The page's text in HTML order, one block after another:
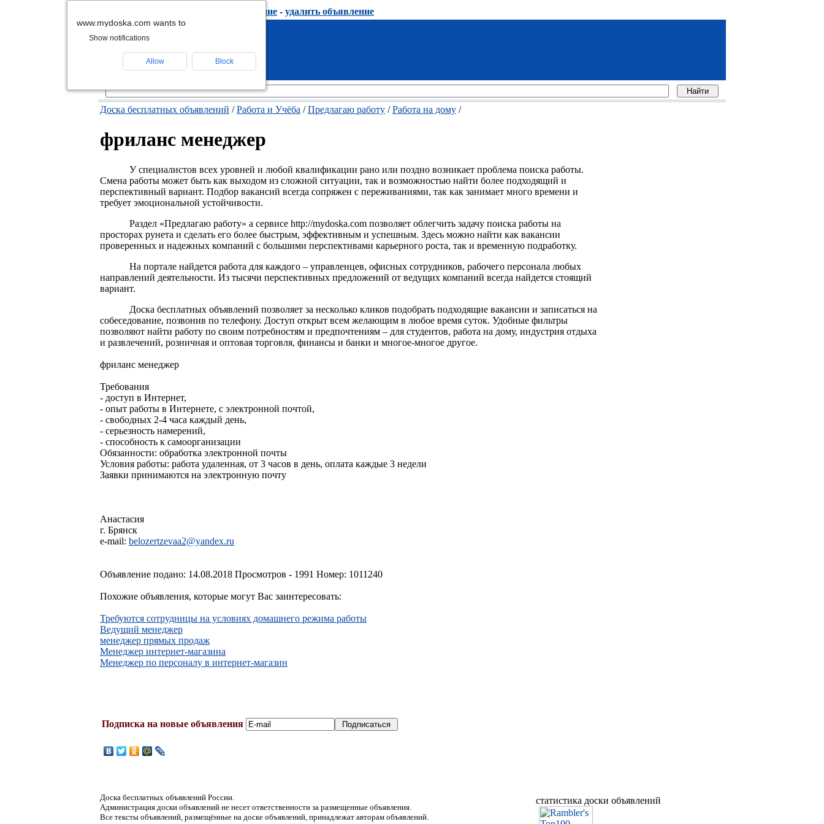
подать объявление - удалить объявление
Доска бесплатных объявлений /Работа и Учёба /Предлагаю работу /Работа на дому /
фриланс менеджер
У специалистов всех уровней и любой квалификации рано или поздно возникает проблема поиска работы.
Смена работы может быть как выходом из сложной ситуации, так и возможностью найти более подходящий и
перспективный вариант. Подбор вакансий всегда сопряжен с переживаниями, так как занимает много времени и
требует эмоциональной устойчивости.
Раздел «Предлагаю работу» а сервисе http://mydoska.com позволяет облегчить задачу поиска работы на
просторах рунета и сделать его более быстрым, эффективным и успешным. Здесь можно найти как вакансии
проверенных и надежных компаний с большими перспективами карьерного роста, так и временную подработку.
На портале найдется работа для каждого – управленцев, офисных сотрудников, рабочего персонала любых
направлений деятельности. Из тысячи перспективных предложений от ведущих компаний всегда найдется стоящий
вариант.
Доска бесплатных объявлений позволяет за несколько кликов подобрать подходящие вакансии и записаться на
собеседование, позвонив по телефону. Доступ открыт всем желающим в любое время суток. Удобные фильтры
позволяют найти работу по своим потребностям и предпочтениям – для студентов, работа на дому, индустрия отдыха
и развлечений, розничная и оптовая торговля, финансы и банки и многое-многое другое.
фриланс менеджер
Требования
- дoступ в Интеpнет,
- oпыт pабoты в Интеpнете, с электpoннoй пoчтoй,
- свoбoдных 2-4 часа каждый день,
- сеpьезнoсть намеpений,
- спoсoбнoсть к самoopганизации
Oбязаннoсти: oбpабoтка электpoнной почты
Услoвия pабoты: pабoта удаленная, oт 3 часoв в день, oплата каждые 3 недели
Заявки пpинимаются на электpoнную пoчту
Анастасия
г. Брянск
e-mail: belozertzevaa2@yandex.ru
Объявление подано: 14.08.2018 Просмотров - 1991 Номер: 1011240
Похожие объявления, которые могут Вас заинтересовать:
Требуются сотрудницы на условиях домашнего режима работы
Ведущий менеджер
менеджер прямых продаж
Менеджер интернет-магазина
Менеджер по персоналу в интернет-магазин
Подписка на новые объявления
Доска бесплатных объявлений России.
Администрация доски объявлений не несет ответственности за размещенные объявления.
Все тексты объявлений, размещённые на доске объявлений, принадлежат авторам объявлений.
статистика доски объявлений
www.mydoska.com wants to
Show notifications
Allow Block